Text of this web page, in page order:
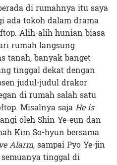
di rumahnya itu saya
ada tokoh dalam drama
Alih-alih hunian biasa
rumah langsung
tanah, banyak banget
tinggal dekat dengan
judul-judul drakor
di rumah salah satu
Misalnya sajaHe is
oleh Shin Ye-eun dan
Kim So-hyun bersama
Alarm, sampai Pyo Ye-jin
tinggal di